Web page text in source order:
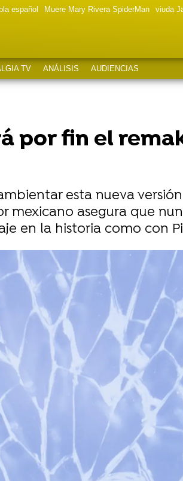
español Muere Mary Rivera SpiderMan viuda
TV ANÁLISIS AUDIENCIAS
por fin el
esta nueva
mexicano asegura que
en la historia como con